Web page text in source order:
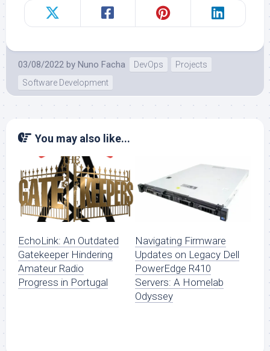
03/08/2022 by Nuno Facha DevOps
Projects
Software Development
You may also like...
EchoLink: An Outdated
Gatekeeper Hindering
Amateur Radio
Progress in Portugal
Navigating Firmware
Updates on Legacy Dell
PowerEdge R410
Servers: A Homelab
Odyssey